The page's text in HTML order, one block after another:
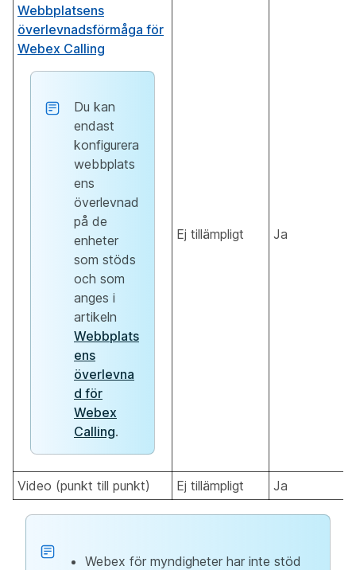
Webbplatsens
överlevnadsförmåga för
Webex Calling
Du kan
endast
konfigurera
webbplats
ens
överlevnad
på de
enheter
som stöds
och som
anges i
artikeln
Webbplats
ens
överlevna
d för
Webex
Calling.
Ej tillämpligt Ja
Video (punkt till punkt) Ej tillämpligt Ja
Webex för myndigheter har inte stöd